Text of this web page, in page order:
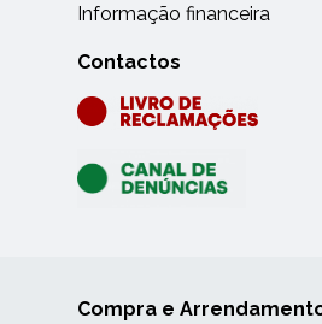
Informação financeira
Contactos
Compra e